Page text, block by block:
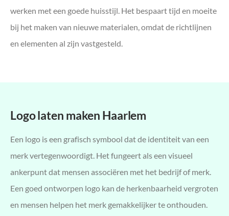
werken met een goede huisstijl. Het bespaart tijd en moeite
bij het maken van nieuwe materialen, omdat de richtlijnen
en elementen al zijn vastgesteld.
Logo laten maken Haarlem
Een logo is een grafisch symbool dat de identiteit van een
merk vertegenwoordigt. Het fungeert als een visueel
ankerpunt dat mensen associëren met het bedrijf of merk.
Een goed ontworpen logo kan de herkenbaarheid vergroten
en mensen helpen het merk gemakkelijker te onthouden.